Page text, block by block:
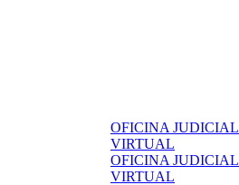
OFICINA JUDICIAL
VIRTUAL
OFICINA JUDICIAL
VIRTUAL